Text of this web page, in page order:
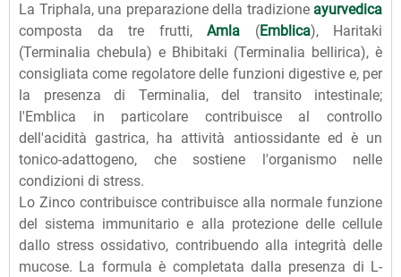
La Triphala, una preparazione della tradizione ayurvedica
composta da tre frutti, Amla (Emblica), Haritaki
(Terminalia chebula) e Bhibitaki (Terminalia bellirica), è
consigliata come regolatore delle funzioni digestive e, per
la presenza di Terminalia, del transito intestinale;
l'Emblica in particolare contribuisce al controllo
dell'acidità gastrica, ha attività antiossidante ed è un
tonico-adattogeno, che sostiene l'organismo nelle
condizioni di stress.
Lo Zinco contribuisce contribuisce alla normale funzione
del sistema immunitario e alla protezione delle cellule
dallo stress ossidativo, contribuendo alla integrità delle
mucose. La formula è completata dalla presenza di L-